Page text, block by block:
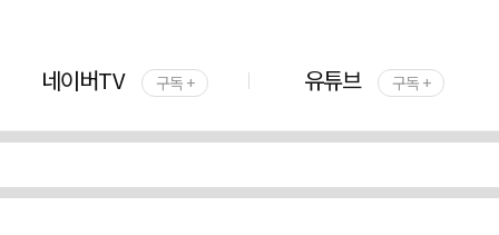
네이버TV 구독 + 유튜브 구독 +